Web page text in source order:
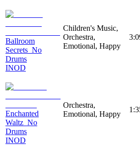
Ballroom
Secrets_No
Drums
INOD
Children's Music,
Orchestra,
Emotional, Happy
Enchanted
Waltz_No
Drums
INOD
Orchestra,
Emotional, Happy